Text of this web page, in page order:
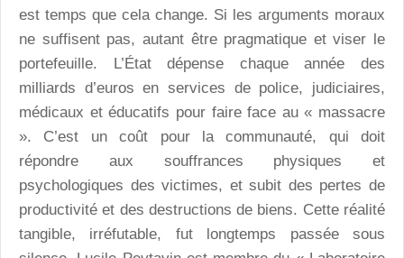
est temps que cela change. Si les arguments moraux
ne suffisent pas, autant être pragmatique et viser le
portefeuille. L’État dépense chaque année des
milliards d’euros en services de police, judiciaires,
médicaux et éducatifs pour faire face au « massacre
». C’est un coût pour la communauté, qui doit
répondre aux souffrances physiques et
psychologiques des victimes, et subit des pertes de
productivité et des destructions de biens. Cette réalité
tangible, irréfutable, fut longtemps passée sous